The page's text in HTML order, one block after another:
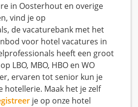
in Oosterhout en overige
vind je op
de vacaturebank met het
voor hotel vacatures in
heeft een groot
LBO, MBO, HBO en WO
ervaren tot senior kun je
hotellerie. Maak het je zelf
je op onze hotel